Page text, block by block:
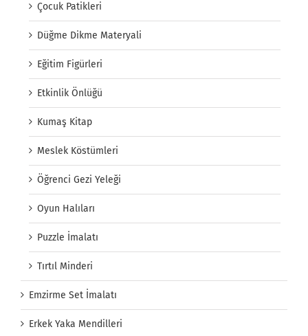
Çocuk Patikleri
Düğme Dikme Materyali
Eğitim Figürleri
Etkinlik Önlüğü
Kumaş Kitap
Meslek Köstümleri
Öğrenci Gezi Yeleği
Oyun Halıları
Puzzle İmalatı
Tırtıl Minderi
Emzirme Set İmalatı
Erkek Yaka Mendilleri